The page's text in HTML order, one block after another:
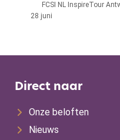
FCSI NL InspireTour
28 juni
Direct naar
Onze beloften
Nieuws